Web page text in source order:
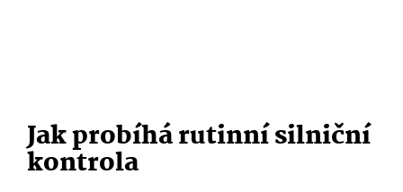
Jak probíhá rutinní silniční
kontrola